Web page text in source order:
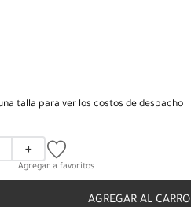
talla para ver los costos de despacho
＋
AGREGAR AL CARRO